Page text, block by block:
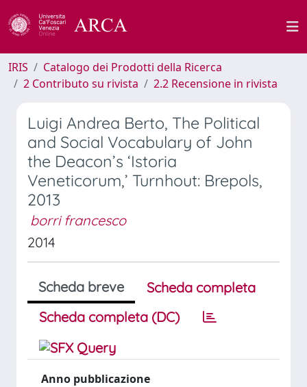
IRIS
Catalogo dei Prodotti della Ricerca
2 Contributo su rivista
2.2 Recensione in rivista
Luigi Andrea Berto, The Political
and Social Vocabulary of John
the Deacon’s ‘Istoria
Veneticorum,’ Turnhout: Brepols,
2013
borri francesco
2014
Scheda breve
Scheda completa
Scheda completa (DC)
Anno pubblicazione